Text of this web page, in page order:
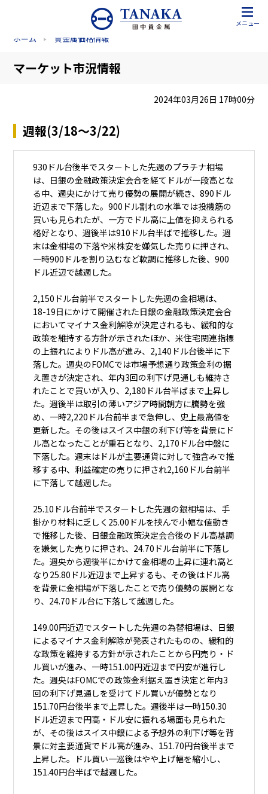
メニュー
ホーム 貴金属価格情報
マーケット市況情報
2024年03月26日 17時00分
週報(3/18～3/22)
930ドル台後半でスタートした先週のプラチナ相場
は、日銀の金融政策決定会合を経てドルが一段高とな
る中、週央にかけて売り優勢の展開が続き、890ドル
近辺まで下落した。900ドル割れの水準では投機筋の
買いも見られたが、一方でドル高に上値を抑えられる
格好となり、週後半は910ドル台半ばで推移した。週
末は金相場の下落や米株安を嫌気した売りに押され、
一時900ドルを割り込むなど軟調に推移した後、900
ドル近辺で越週した。
2,150ドル台前半でスタートした先週の金相場は、
18-19日にかけて開催された日銀の金融政策決定会合
においてマイナス金利解除が決定されるも、緩和的な
政策を維持する方針が示されたほか、米住宅関連指標
の上振れによりドル高が進み、2,140ドル台後半に下
落した。週央のFOMCでは市場予想通り政策金利の据
え置きが決定され、年内3回の利下げ見通しも維持さ
れたことで買いが入り、2,180ドル台半ばまで上昇し
た。週後半は取引の薄いアジア時間朝方に騰勢を強
め、一時2,220ドル台前半まで急伸し、史上最高値を
更新した。その後はスイス中銀の利下げ等を背景にド
ル高となったことが重石となり、2,170ドル台中盤に
下落した。週末はドルが主要通貨に対して強含みで推
移する中、利益確定の売りに押され2,160ドル台前半
に下落して越週した。
25.10ドル台前半でスタートした先週の銀相場は、手
掛かり材料に乏しく25.00ドルを挟んで小幅な値動き
で推移した後、日銀金融政策決定会合後のドル高基調
を嫌気した売りに押され、24.70ドル台前半に下落し
た。週央から週後半にかけて金相場の上昇に連れ高と
なり25.80ドル近辺まで上昇するも、その後はドル高
を背景に金相場が下落したことで売り優勢の展開とな
り、24.70ドル台に下落して越週した。
149.00円近辺でスタートした先週の為替相場は、日銀
によるマイナス金利解除が発表されたものの、緩和的
な政策を維持する方針が示されたことから円売り・ド
ル買いが進み、一時151.00円近辺まで円安が進行し
た。週央はFOMCでの政策金利据え置き決定と年内3
回の利下げ見通しを受けてドル買いが優勢となり
151.70円台後半まで上昇した。週後半は一時150.30
ドル近辺まで円高・ドル安に振れる場面も見られた
が、その後はスイス中銀による予想外の利下げ等を背
景に対主要通貨でドル高が進み、151.70円台後半まで
上昇した。ドル買い一巡後はやや上げ幅を縮小し、
151.40円台半ばで越週した。